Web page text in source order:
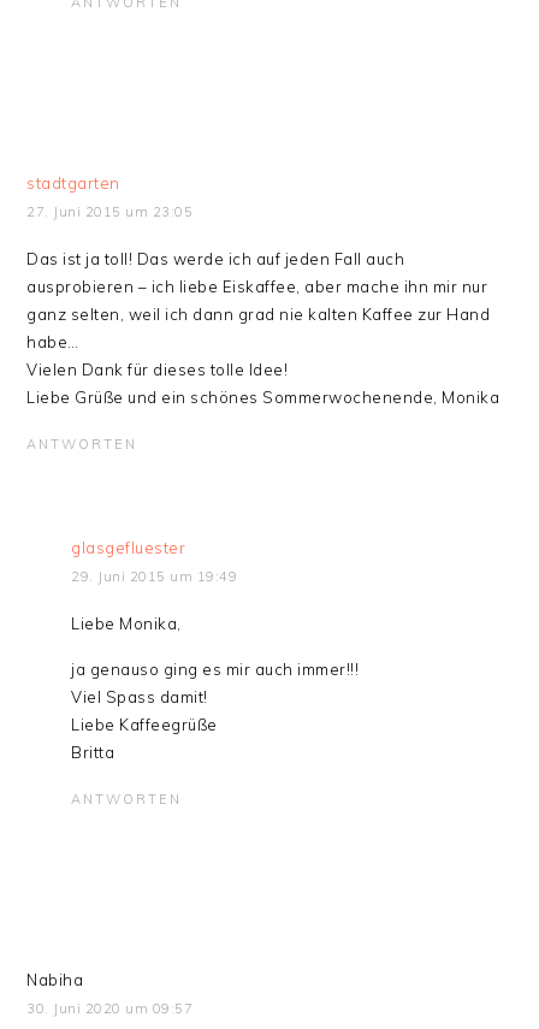
stadtgarten
27. Juni 2015 um 23:05
Das ist ja toll! Das werde ich auf jeden Fall auch
ausprobieren – ich liebe Eiskaffee, aber mache ihn mir nur
ganz selten, weil ich dann grad nie kalten Kaffee zur Hand
habe…
Vielen Dank für dieses tolle Idee!
Liebe Grüße und ein schönes Sommerwochenende, Monika
ANTWORTEN
glasgefluester
29. Juni 2015 um 19:49
Liebe Monika,
ja genauso ging es mir auch immer!!!
Viel Spass damit!
Liebe Kaffeegrüße
Britta
ANTWORTEN
Nabiha
30. Juni 2020 um 09:57